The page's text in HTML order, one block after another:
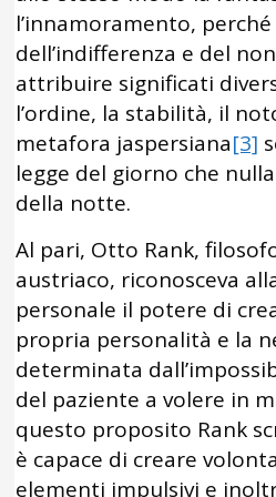
l’innamoramento,
dell’indifferenza e del
attribuire significati
l’ordine, la stabilità, il
metafora jaspersiana[3]
legge del giorno che
della notte.
Al pari, Otto Rank,
austriaco, riconosceva
personale il potere di
propria personalità e la
determinata
del paziente a volere in
questo proposito Rank
è capace di creare
elementi impulsivi e